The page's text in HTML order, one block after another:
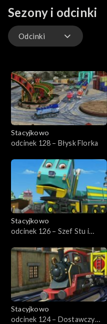
Sezony i odcinki
Odcinki
Stacyjkowo
odcinek 128 – Błysk Florka
Stacyjkowo
odcinek 126 – Szef Stu i
Stacyjkowo
odcinek 124 – Dostawczy